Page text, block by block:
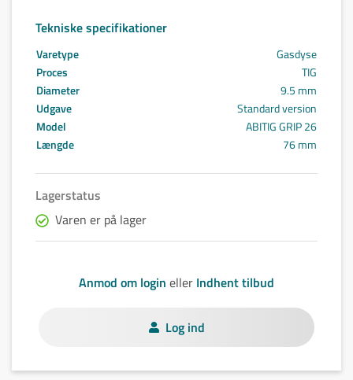
Tekniske specifikationer
Varetype
Gasdyse
Proces
TIG
Diameter
9.5 mm
Udgave
Standard version
Model
ABITIG GRIP 26
Længde
76 mm
Lagerstatus
Varen er på lager
Anmod om login eller Indhent tilbud
Log ind